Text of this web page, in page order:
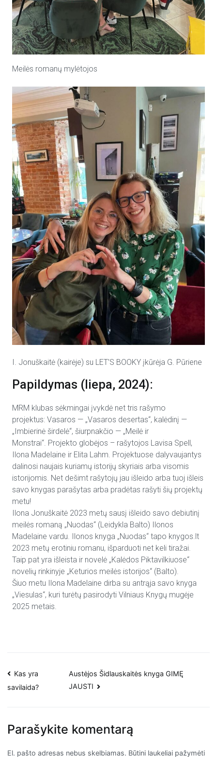
Meilės romanų mylėtojos
I. Jonuškaitė (kairėje) su LET’S BOOKY įkūrėja G. Pūriene
Papildymas (liepa, 2024):
MRM klubas sėkmingai įvykdė net tris rašymo
projektus: Vasaros — „Vasaros desertas“, kalėdinį —
„Imbierinė širdelė“, šiurpnakčio — „Meilė ir
Monstrai“. Projekto globėjos – rašytojos Lavisa Spell,
Ilona Madelaine ir Elita Lahm. Projektuose dalyvaujantys
dalinosi naujais kuriamų istorijų skyriais arba visomis
istorijomis. Net dešimt rašytojų jau išleido arba tuoj išleis
savo knygas parašytas arba pradėtas rašyti šių projektų
metu!
Ilona Jonuškaitė 2023 metų sausį išleido savo debiutinį
meilės romaną „Nuodas“ (Leidykla Balto) Ilonos
Madelaine vardu. Ilonos knyga „Nuodas“ tapo knygos.lt
2023 metų erotiniu romanu, išparduoti net keli tiražai.
Taip pat yra išleista ir novelė „Kalėdos Piktavilkiuose“
novelių rinkinyje „Keturios meilės istorijos“ (Balto).
Šiuo metu Ilona Madelaine dirba su antrąja savo knyga
„Viesulas“, kuri turėtų pasirodyti Vilniaus Knygų mugėje
2025 metais.
Kas yra
savilaida?
Austėjos Šidlauskaitės knyga GIMĘ
JAUSTI
Parašykite komentarą
El. pašto adresas nebus skelbiamas. Būtini laukeliai pažymėti